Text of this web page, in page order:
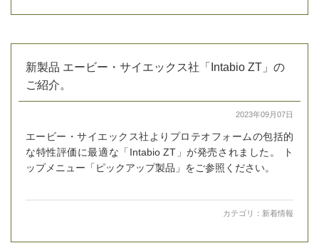
新製品 エービー・サイエックス社「Intabio ZT」の
ご紹介。
2023年09月07日
エービー・サイエックス社よりプロテオフォームの包括的
な特性評価に最適な「Intabio ZT」が発売されました。 ト
ップメニュー「ピックアップ製品」をご参照ください。
カテゴリ： 新着情報